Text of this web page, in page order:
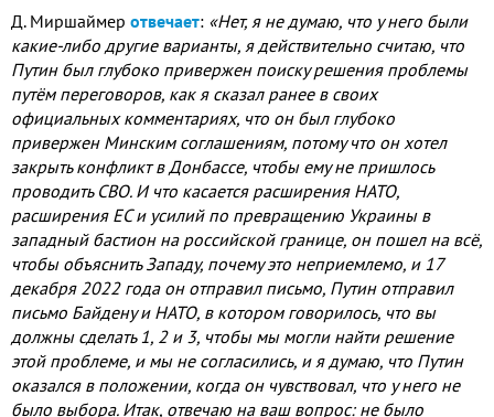
Д. Миршаймер отвечает: «Нет, я не думаю, что у него были
какие-либо другие варианты, я действительно считаю, что
Путин был глубоко привержен поиску решения проблемы
путём переговоров, как я сказал ранее в своих
официальных комментариях, что он был глубоко
привержен Минским соглашениям, потому что он хотел
закрыть конфликт в Донбассе, чтобы ему не пришлось
проводить СВО. И что касается расширения НАТО,
расширения ЕС и усилий по превращению Украины в
западный бастион на российской границе, он пошел на всё,
чтобы объяснить Западу, почему это неприемлемо, и 17
декабря 2022 года он отправил письмо, Путин отправил
письмо Байдену и НАТО, в котором говорилось, что вы
должны сделать 1, 2 и 3, чтобы мы могли найти решение
этой проблеме, и мы не согласились, и я думаю, что Путин
оказался в положении, когда он чувствовал, что у него не
было выбора. Итак, отвечаю на ваш вопрос: не было